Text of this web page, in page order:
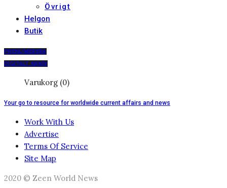
Övrigt
Helgon
Butik
PRENUMERERA
DIGITALT ARKIV
Varukorg (0)
Your go to resource for worldwide current affairs and news
Work With Us
Advertise
Terms Of Service
Site Map
2020 © Zeen World News